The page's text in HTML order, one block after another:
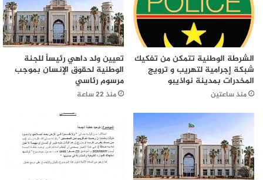
الشرطة الوطنية تتمكن من تفكيك
شبكة إجرامية لتهريب و ترويج
المخدرات بمدينة نواذيبو
منذ ساعتين
تعيين ولد داهي رئيساً للجنة
الوطنية لحقوق الإنسان بموجب
مرسوم رئاسي
منذ 22 ساعة